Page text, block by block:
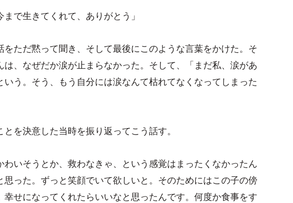
まで生きてくれて、ありがとう」
ただ黙って聞き、そして最後にこのような言葉をかけた。そ
、なぜだか涙が止まらなかった。そして、「まだ私、涙があ
う。そう、もう自分には涙なんて枯れてなくなってしまった
を決意した当時を振り返ってこう話す。
わいそうとか、救わなきゃ、という感覚はまったくなかったん
った。ずっと笑顔でいて欲しいと。そのためにはこの子の傍
せになってくれたらいいなと思ったんです。何度か食事をす